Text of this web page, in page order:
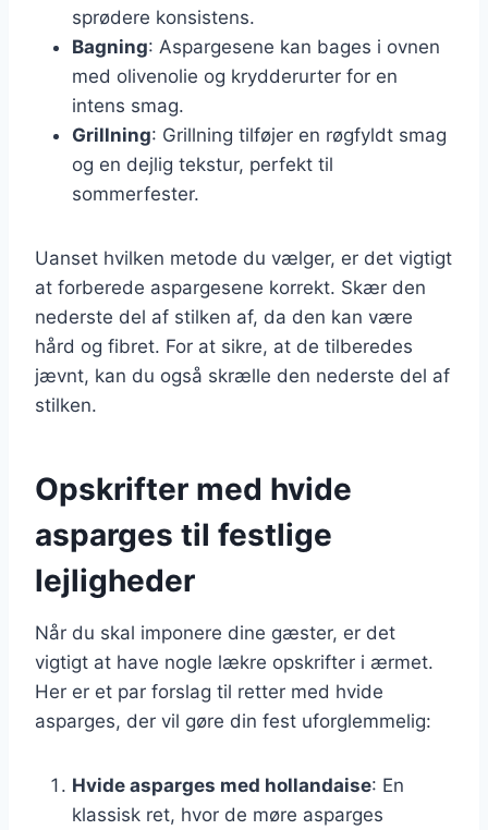
sprødere konsistens.
Bagning: Aspargesene kan bages i ovnen
med olivenolie og krydderurter for en
intens smag.
Grillning: Grillning tilføjer en røgfyldt smag
og en dejlig tekstur, perfekt til
sommerfester.
Uanset hvilken metode du vælger, er det vigtigt
at forberede aspargesene korrekt. Skær den
nederste del af stilken af, da den kan være
hård og fibret. For at sikre, at de tilberedes
jævnt, kan du også skrælle den nederste del af
stilken.
Opskrifter med hvide
asparges til festlige
lejligheder
Når du skal imponere dine gæster, er det
vigtigt at have nogle lækre opskrifter i ærmet.
Her er et par forslag til retter med hvide
asparges, der vil gøre din fest uforglemmelig:
Hvide asparges med hollandaise: En
klassisk ret, hvor de møre asparges